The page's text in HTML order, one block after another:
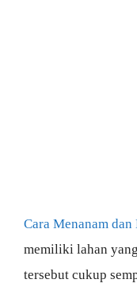
Cara Menanam
memiliki lahan
tersebut cukup